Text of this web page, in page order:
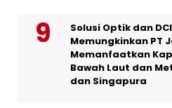
Solusi Optik dan
Memungkinkan PT
Memanfaatkan
Bawah Laut dan
dan Singapura